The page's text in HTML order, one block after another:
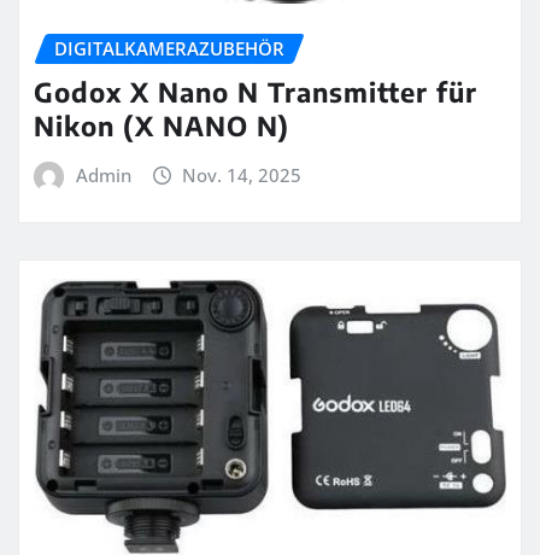
DIGITALKAMERAZUBEHÖR
Godox X Nano N Transmitter für
Nikon (X NANO N)
Admin Nov. 14, 2025